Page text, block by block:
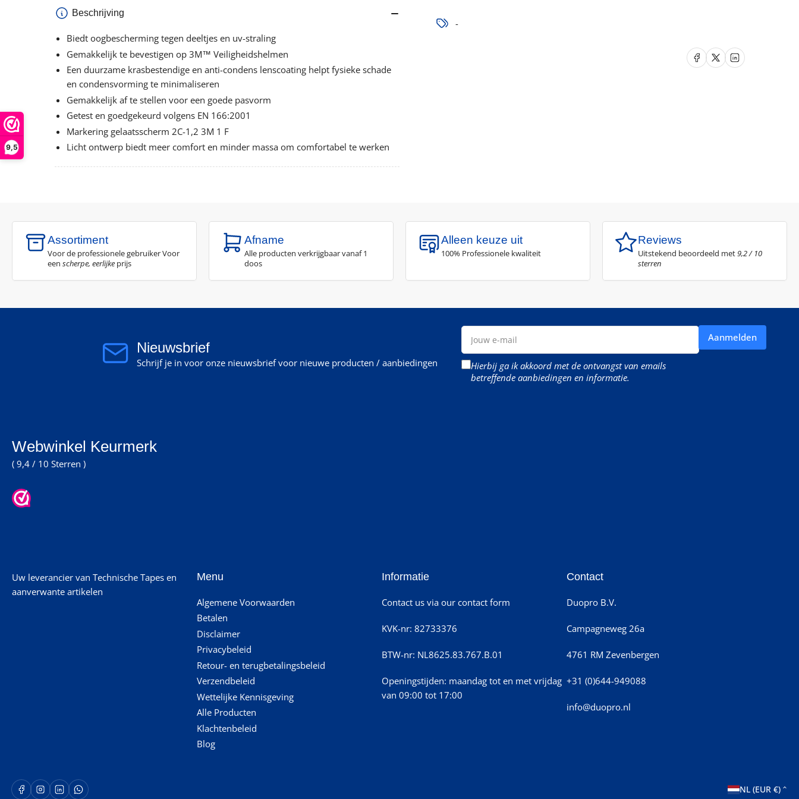
9,5
-
Delen op Facebook
Delen op X Delen op LinkedIn
Beschrijving
Biedt oogbescherming tegen deeltjes en uv-straling
Gemakkelijk te bevestigen op 3M™ Veiligheidshelmen
Een duurzame krasbestendige en anti-condens lenscoating helpt fysieke schade
en condensvorming te minimaliseren
Gemakkelijk af te stellen voor een goede pasvorm
Getest en goedgekeurd volgens EN 166:2001
Markering gelaatsscherm 2C-1,2 3M 1 F
Licht ontwerp biedt meer comfort en minder massa om comfortabel te werken
Assortiment
Voor de professionele gebruiker Voor
een scherpe, eerlijke prijs
Afname
Alle producten verkrijgbaar vanaf 1
doos
Alleen keuze uit
100% Professionele kwaliteit
Reviews
Uitstekend beoordeeld met9,2 / 10
sterren
Nieuwsbrief
Schrijf je in voor onze nieuwsbrief voor nieuwe producten / aanbiedingen
Jouw
mail
Aanmelden
Hierbij ga ik akkoord met de ontvangst van emails
betreffende aanbiedingen en informatie.
Webwinkel Keurmerk
( 9,4 / 10 Sterren )
Uw leverancier van Technische Tapes en
aanverwante artikelen
Menu
Algemene Voorwaarden
Betalen
Disclaimer
Privacybeleid
Retour- en terugbetalingsbeleid
Verzendbeleid
Wettelijke Kennisgeving
Alle Producten
Klachtenbeleid
Blog
Informatie
Contact us via our contact form
KVK-nr: 82733376
BTW-nr: NL8625.83.767.B.01
Openingstijden: maandag tot en met vrijdag
van 09:00 tot 17:00
Contact
Duopro B.V.
Campagneweg 26a
4761 RM Zevenbergen
+31 (0)644-949088
info@duopro.nl
FacebookInstagram
LinkedInWhatsApp Opent in een nieuw venster. L NL (EUR €)